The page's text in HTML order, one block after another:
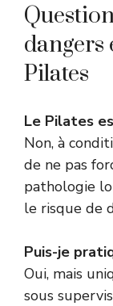
dangers
Pilates
Le Pilates
Non, à
de ne pas
pathologie
le risque de
Puis-je
Oui, mais
sous